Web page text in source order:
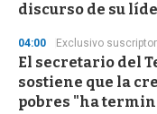
discurso de su
04:00 Exclusivo
El secretario del
sostiene que la
pobres "ha